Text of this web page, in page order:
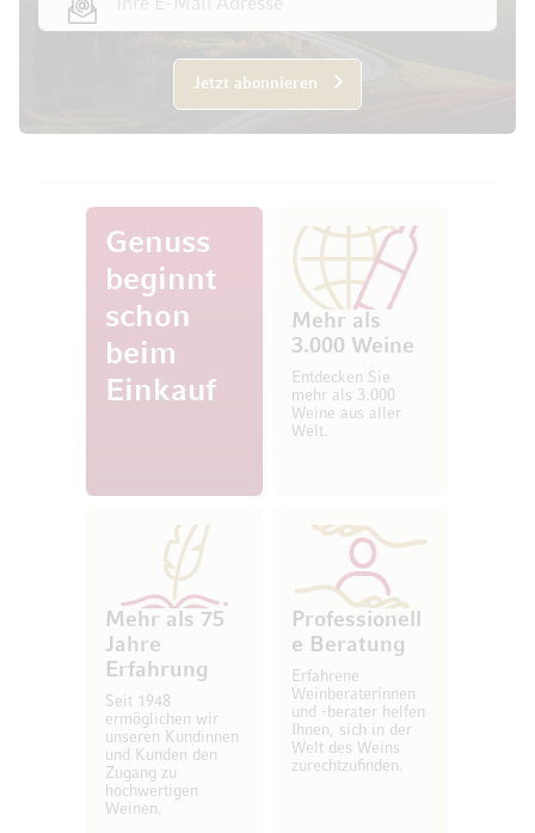
Jetzt abonnieren
Genuss
beginnt
schon
beim
Einkauf
Mehr als
3.000 Weine
Entdecken Sie
mehr als 3.000
Weine aus aller
Welt.
Mehr als 75
Jahre
Erfahrung
Seit 1948
ermöglichen wir
unseren Kundinnen
und Kunden den
Zugang zu
hochwertigen
Weinen.
Professionell
e Beratung
Erfahrene
Weinberaterinnen
und -berater helfen
Ihnen, sich in der
Welt des Weins
zurechtzufinden.